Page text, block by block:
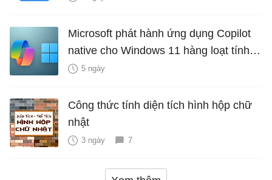
Microsoft phát hành ứng dụng Copilot
native cho Windows 11 hàng loạt tính
năng mới Hữu Ích
5 ngày
Công thức tính diện tích hình hộp chữ
nhật
3 ngày 7